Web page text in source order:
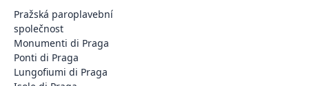
Pražská paroplavební
společnost
Monumenti di Praga
Ponti di Praga
Lungofiumi di Praga